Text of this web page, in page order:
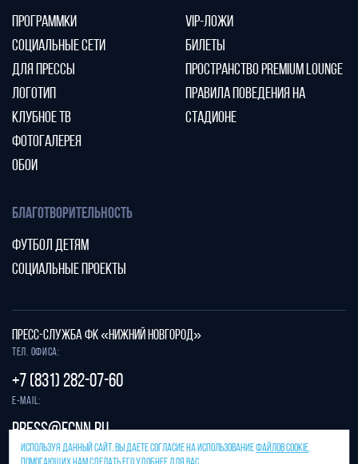
ПРОГРАММКИ
СОЦИАЛЬНЫЕ СЕТИ
ДЛЯ ПРЕССЫ
ЛОГОТИП
КЛУБНОЕ ТВ
ФОТОГАЛЕРЕЯ
ОБОИ
VIP-ЛОЖИ
БИЛЕТЫ
ПРОСТРАНСТВО PREMIUM LOUNGE
ПРАВИЛА ПОВЕДЕНИЯ НА
СТАДИОНЕ
БЛАГОТВОРИТЕЛЬНОСТЬ
ФУТБОЛ ДЕТЯМ
СОЦИАЛЬНЫЕ ПРОЕКТЫ
Защита от спама reCAPTCHA.
ПРЕСС-СЛУЖБА ФК «НИЖНИЙ НОВГОРОД»
Тел. офиса:
+7 (831) 282-07-60
E-mail:
press@fcnn.ru
ИСПОЛЬЗУЯ ДАННЫЙ САЙТ, ВЫ ДАЕТЕ СОГЛАСИЕ НА ИСПОЛЬЗОВАНИЕФАЙЛОВ COOKIE,